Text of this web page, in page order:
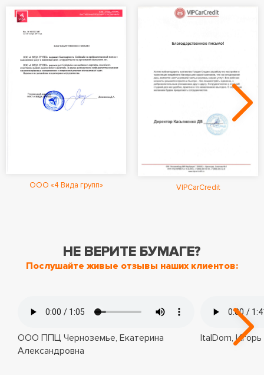
ООО «4 Вида групп» VIPCarCredit
НЕ ВЕРИТЕ БУМАГЕ?
Послушайте живые отзывы наших клиентов:
ООО ППЦ Черноземье, Екатерина
Александровна
ItalDom, Игорь